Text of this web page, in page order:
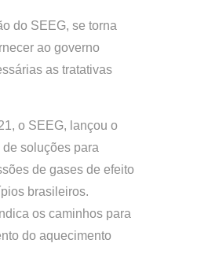
do SEEG, se torna
ao governo
as tratativas
o SEEG, lançou o
soluções para
de gases de efeito
brasileiros.
os caminhos para
do aquecimento